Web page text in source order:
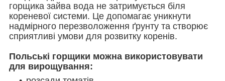
горщика зайва вода не затримується біля
кореневої системи. Це допомагає уникнути
надмірного перезволоження ґрунту та створює
сприятливі умови для розвитку коренів.
Польські горщики можна використовувати
для вирощування: